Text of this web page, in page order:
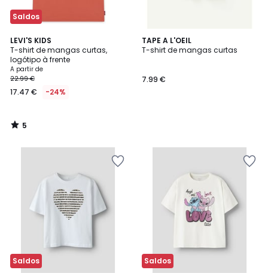
Saldos
LEVI'S KIDS
T-shirt de mangas curtas,
logótipo à frente
A partir de
22.99 €
17.47 € -24%
5
/
5
5
/
TAPE A L'OEIL
T-shirt de mangas curtas
7.99 €
Saldos Saldos